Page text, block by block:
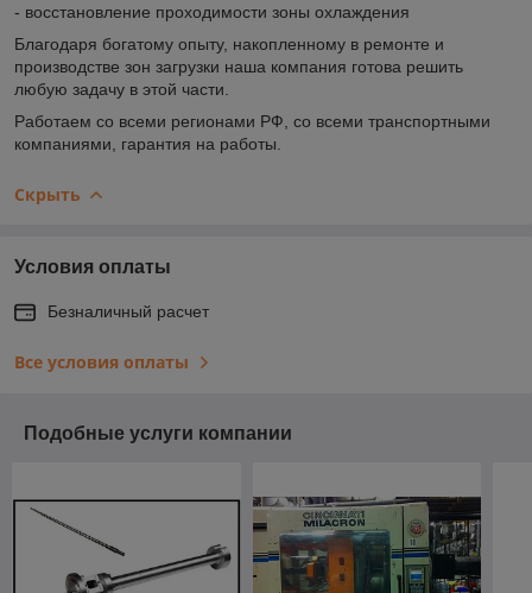
- восстановление проходимости зоны охлаждения
Благодаря богатому опыту, накопленному в ремонте и
производстве зон загрузки наша компания готова решить
любую задачу в этой части.
Работаем со всеми регионами РФ, со всеми транспортными
компаниями, гарантия на работы.
Скрыть
Условия оплаты
Безналичный расчет
Все условия оплаты
Подобные услуги компании